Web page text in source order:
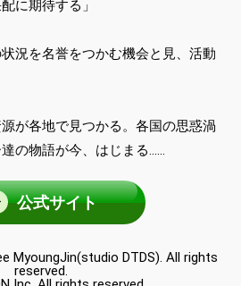
に期待する」
況を名誉をつかむ機会と見、活動
が各地で見つかる。各国の思惑渦
の物語が今、はじまる……
公式サイト
MyoungJin(studio DTDS). All rights
reserved.